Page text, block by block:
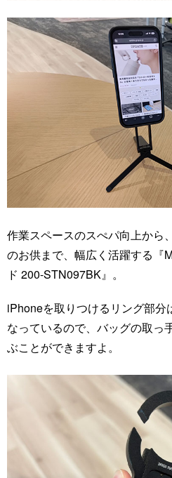
作業スペースのスぺパ向上から
のお供まで、幅広く活躍する『
ド 200-STN097BK』。
iPhoneを取りつけるリング部分
なっているので、バッグの取っ
ぶことができますよ。